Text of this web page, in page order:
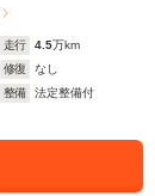
走行 4.5万km
修復
なし
整備
法定整備付